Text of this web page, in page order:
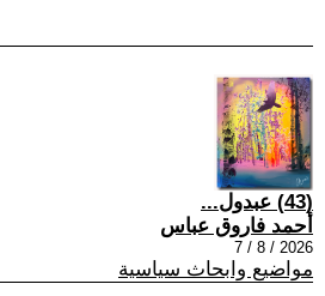
(43) عبدول...
أحمد فاروق عباس
2026 / 8 / 7
مواضيع وابحاث سياسية